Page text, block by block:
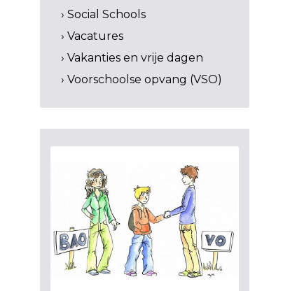
› Social Schools
› Vacatures
› Vakanties en vrije dagen
› Voorschoolse opvang (VSO)